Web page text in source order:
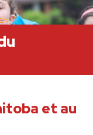
et au